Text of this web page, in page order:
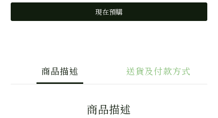
現在預購
商品描述 送貨及付款方式
商品描述